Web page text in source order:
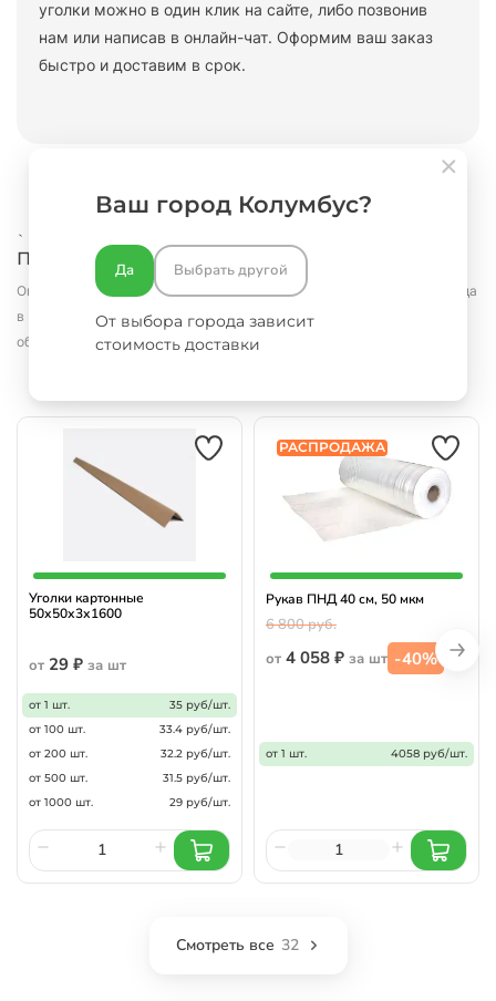
уголки можно в один клик на сайте, либо позвонив
нам или написав в онлайн-чат. Оформим ваш заказ
быстро и доставим в срок.
`
Похожие товары
Оплатить и забрать заказ можно с понедельника по субботу со склада
в Москве.
Оперативно доставим в пределах Москвы и Московской
области
Уголки картонные
50х50х3х1600
от 29 ₽ за шт
от 1 шт.
35 руб/шт.
от 100 шт.
33.4 руб/шт.
от 200 шт.
32.2 руб/шт.
от 500 шт.
31.5 руб/шт.
от 1000 шт.
29 руб/шт.
РАСПРОДАЖА
Рукав ПНД 40 см, 50 мкм
6 800 руб.
от 4 058 ₽ за шт -40%
от 1 шт. 4058 руб/шт.
Смотреть все 32
Ваш город Колумбус?
Да Выбрать другой
От выбора города зависит
стоимость доставки